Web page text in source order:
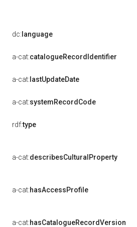
dc: language
a-cat:catalogueRecordIdentifier
a-cat: lastUpdateDate
a-cat:systemRecordCode
rdf:type
a-cat:describesCulturalProperty
a-cat:hasAccessProfile
a-cat:hasCatalogueRecordVersion